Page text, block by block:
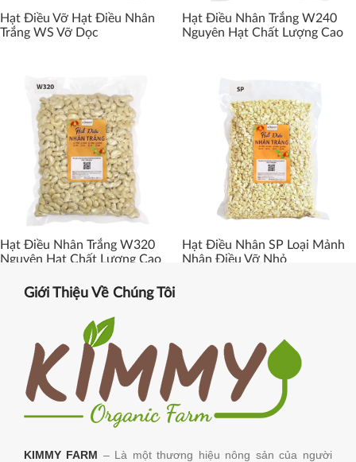
Hạt Điều Vỡ Hạt Điều Nhân
Trắng WS Vỡ Dọc
Hạt Điều Nhân Trắng W240
Nguyên Hạt Chất Lượng Cao
Hạt Điều Nhân Trắng W320
Nguyên Hạt Chất Lượng Cao
Hạt Điều Nhân SP Loại Mảnh
Nhân Điều Vỡ Nhỏ
Giới Thiệu Về Chúng Tôi
KIMMY FARM – Là một thương hiệu nông sản của người